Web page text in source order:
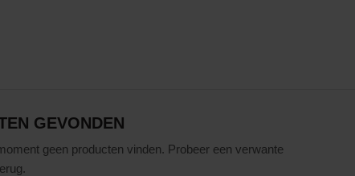
GEVONDEN
geen producten vinden. Probeer een verwante